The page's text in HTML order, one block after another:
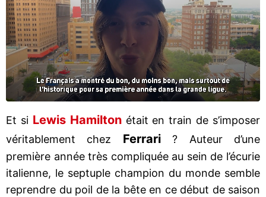
Et si Lewis Hamiltonétait en train de s’imposer
véritablement chez Ferrari? Auteur d’une
première année très compliquée au sein de l’écurie
italienne, le septuple champion du monde semble
reprendre du poil de la bête en ce début de saison